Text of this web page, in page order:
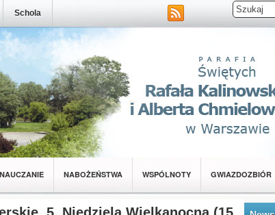
Schola
NAUCZANIE NABOŻEŃSTWA WSPÓLNOTY GWIAZDOZBIÓR